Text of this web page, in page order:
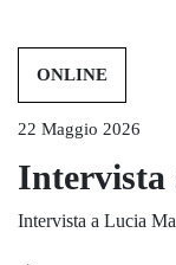
ONLINE
22 Maggio 2026
Intervista
Intervista a Lucia